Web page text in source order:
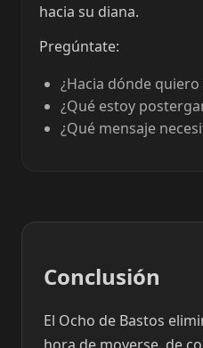
hacia su diana.
Pregúntate:
¿Hacia dónde quiero
¿Qué estoy
¿Qué mensaje
Conclusión
El Ocho de Bastos